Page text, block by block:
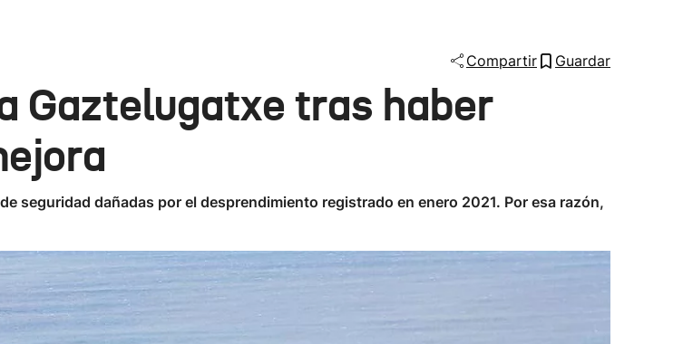
Compartir Guardar
Gaztelugatxe tras haber
seguridad dañadas por el desprendimiento registrado en enero 2021. Por esa razón,